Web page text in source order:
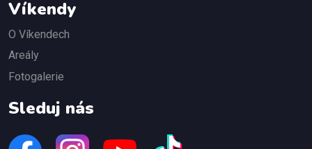
Víkendy
O Víkendech
Areály
Fotogalerie
Sleduj nás